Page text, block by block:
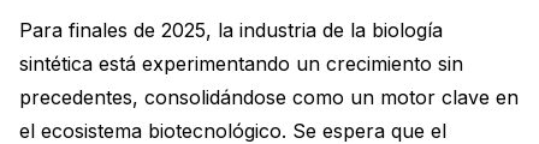
Para finales de 2025, la industria de la biología
sintética está experimentando un crecimiento sin
precedentes, consolidándose como un motor clave en
el ecosistema biotecnológico. Se espera que el